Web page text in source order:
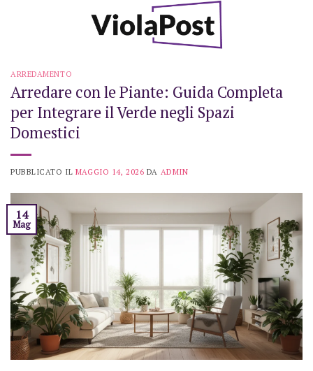
ARREDAMENTO
Arredare con le Piante: Guida Completa
per Integrare il Verde negli Spazi
Domestici
PUBBLICATO IL MAGGIO 14, 2026 DA ADMIN
14
Mag